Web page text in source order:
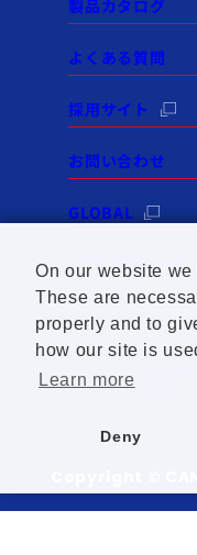
製品カタログ
よくある質問
採用サイト
お問い合わせ
GLOBAL
CANYCOM USA
On our website
These are
properly and to
how our site is
Learn more
Deny